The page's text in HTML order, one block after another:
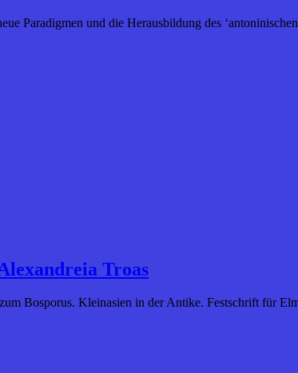
Paradigmen und die Herausbildung des
Troas
Bosporus. Kleinasien in der Antike. Festschrift für